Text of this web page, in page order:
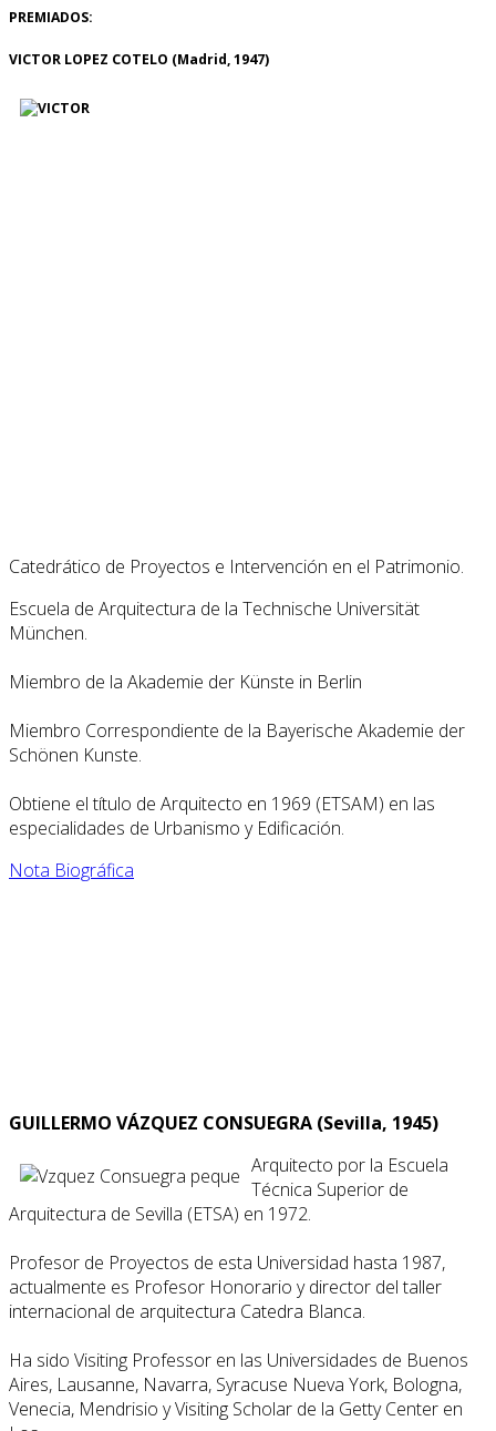
PREMIADOS:
VICTOR LOPEZ COTELO (Madrid, 1947)
Catedrático de Proyectos e Intervención en el Patrimonio.
Escuela de Arquitectura de la Technische Universität
München.
Miembro de la Akademie der Künste in Berlin
Miembro Correspondiente de la Bayerische Akademie der
Schönen Kunste.
Obtiene el título de Arquitecto en 1969 (ETSAM) en las
especialidades de Urbanismo y Edificación.
Nota Biográfica
GUILLERMO VÁZQUEZ CONSUEGRA (Sevilla, 1945)
Arquitecto por la Escuela
Técnica Superior de
Arquitectura de Sevilla (ETSA) en 1972.
Profesor de Proyectos de esta Universidad hasta 1987,
actualmente es Profesor Honorario y director del taller
internacional de arquitectura Catedra Blanca.
Ha sido Visiting Professor en las Universidades de Buenos
Aires, Lausanne, Navarra, Syracuse Nueva York, Bologna,
Venecia, Mendrisio y Visiting Scholar de la Getty Center en